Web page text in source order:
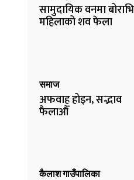
सामुदायिक वनमा
महिलाको शव फेला
समाज
अफवाह होइन, सद्भाव
फैलाऔँ
कैलाश गाउँपालिका